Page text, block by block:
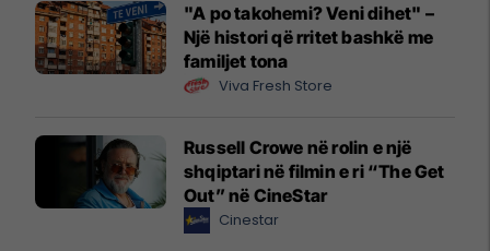
"A po takohemi? Veni dihet" –
Një histori që rritet bashkë me
familjet tona
Viva Fresh Store
Russell Crowe në rolin e një
shqiptari në filmin e ri “The Get
Out” në CineStar
Cinestar